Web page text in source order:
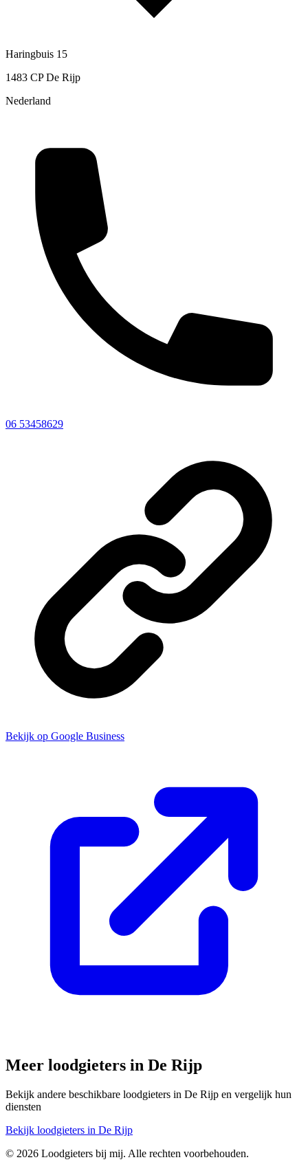
Haringbuis 15
1483 CP De Rijp
Nederland
06 53458629
Bekijk op Google Business
Meer loodgieters in De Rijp
Bekijk andere beschikbare loodgieters in De Rijp en vergelijk hun
diensten
Bekijk loodgieters in De Rijp
© 2026 Loodgieters bij mij. Alle rechten voorbehouden.